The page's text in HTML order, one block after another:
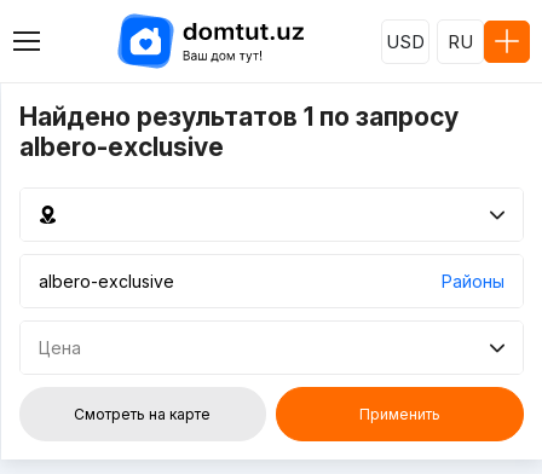
USD RU
Найдено результатов 1 по запросу
albero-exclusive
Районы
Цена
Смотреть на карте Применить